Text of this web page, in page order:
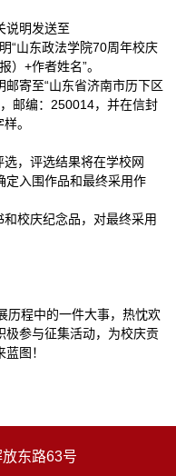
说明发送至
“山东政法学院70周年校庆
）+作者姓名”。
寄至“山东省济南市历下区
邮编：250014，并在信封
。
，评选结果将在学校网
定入围作品和最终采用作
校庆纪念品，对最终采用
历程中的一件大事，热忱欢
极参与征集活动，为校庆贡
图！
东路63号